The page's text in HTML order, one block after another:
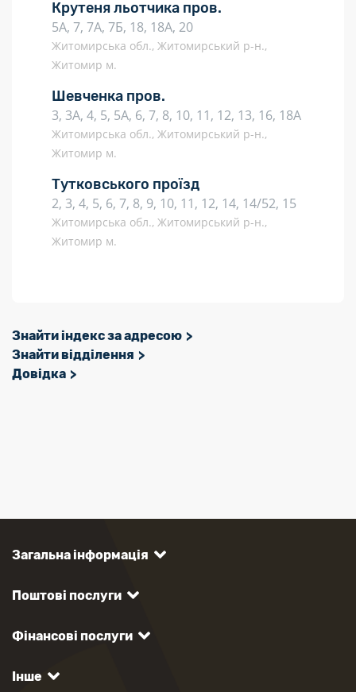
Крутеня льотчика пров.
5А, 7, 7А, 7Б, 18, 18А, 20
Житомирська обл., Житомирський р-н.,
Житомир м.
Шевченка пров.
3, 3А, 4, 5, 5А, 6, 7, 8, 10, 11, 12, 13, 16, 18А
Житомирська обл., Житомирський р-н.,
Житомир м.
Тутковського проїзд
2, 3, 4, 5, 6, 7, 8, 9, 10, 11, 12, 14, 14/52, 15
Житомирська обл., Житомирський р-н.,
Житомир м.
Знайти індекс за адресою
Знайти відділення
Довідка
Загальна інформація
Поштові послуги
Фінансові послуги
Інше